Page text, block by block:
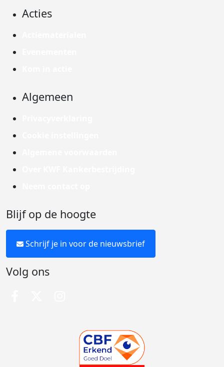
Acties
Algemeen
Blijf op de hoogte
Schrijf je in voor de nieuwsbrief
Volg ons